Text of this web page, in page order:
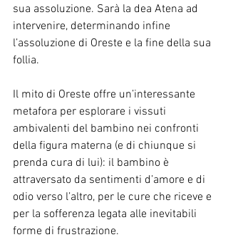
sua assoluzione. Sarà la dea Atena ad
intervenire, determinando infine
l’assoluzione di Oreste e la fine della sua
follia.
Il mito di Oreste offre un’interessante
metafora per esplorare i vissuti
ambivalenti del bambino nei confronti
della figura materna (e di chiunque si
prenda cura di lui): il bambino è
attraversato da sentimenti d’amore e di
odio verso l’altro, per le cure che riceve e
per la sofferenza legata alle inevitabili
forme di frustrazione.